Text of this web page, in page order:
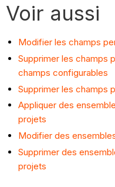
Voir aussi
Modifier les champs
Supprimer les champs
champs configurables
Supprimer les champs
Appliquer des
projets
Modifier des
Supprimer des
projets